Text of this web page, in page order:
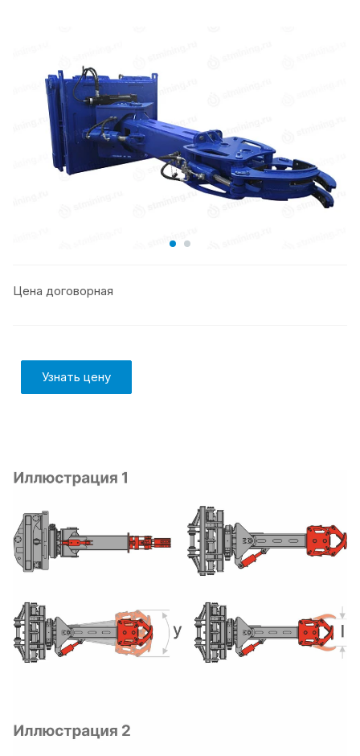
Цена договорная
Узнать цену